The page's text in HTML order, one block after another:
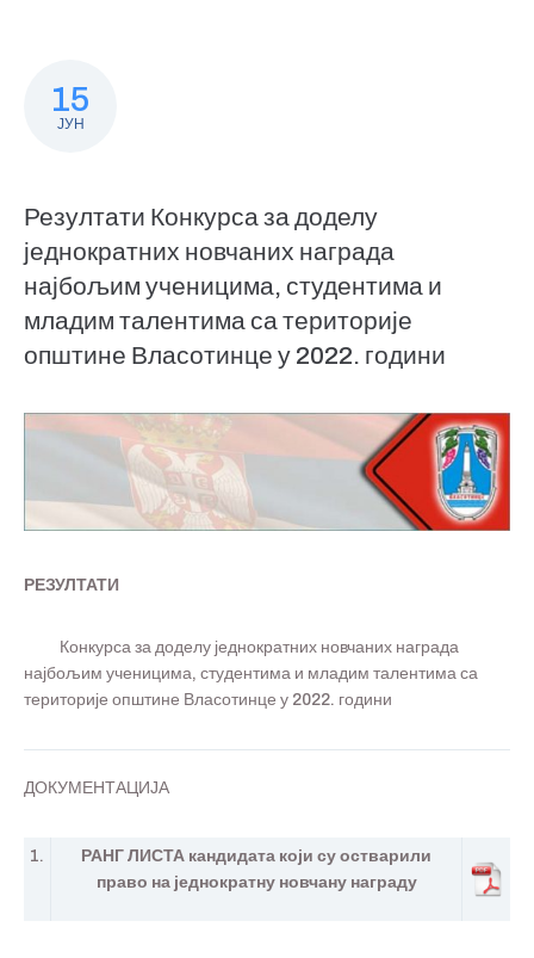
15
ЈУН
Резултати Конкурса за доделу
једнократних новчаних награда
најбољим ученицима, студентима и
младим талентима са територије
општине Власотинце у 2022. години
РЕЗУЛТАТИ
Конкурса за доделу једнократних новчаних награда
најбољим ученицима, студентима и младим талентима са
територије општине Власотинце у 2022. години
ДОКУМЕНТАЦИЈА
1.
РАНГ ЛИСТА кандидата који су остварили
право на једнократну новчану награду